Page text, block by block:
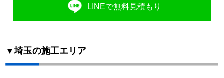
LINEで無料見積もり
▼埼玉の施工エリア